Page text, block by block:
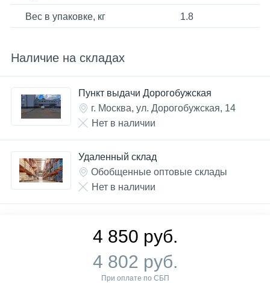
Вес в упаковке, кг 1.8
Наличие на складах
Пункт выдачи Дорогобужская
г. Москва, ул. Дорогобужская, 14
Нет в наличии
Удаленный склад
Обобщенные оптовые склады
Нет в наличии
4 850 руб.
4 802 руб.
При оплате по СБП